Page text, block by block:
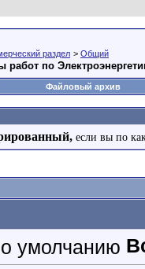
раздел > Общий
работ по
Файловый архив
если вы по